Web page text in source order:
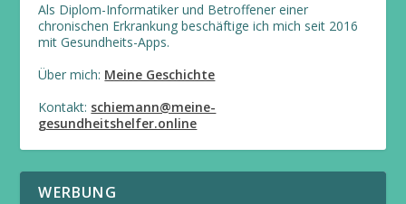
Als Diplom-Informatiker und Betroffener einer
chronischen Erkrankung beschäftige ich mich seit 2016
mit Gesundheits-Apps.
Über mich: Meine Geschichte
Kontakt: schiemann@meine-
gesundheitshelfer.online
WERBUNG